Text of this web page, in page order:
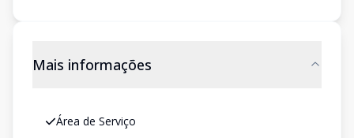
Mais informações
Área de Serviço